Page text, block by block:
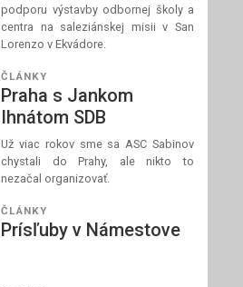
podporu výstavby odbornej školy a
centra na saleziánskej misii v San
Lorenzo v Ekvádore.
ČLÁNKY
Praha s Jankom
Ihnátom SDB
Už viac rokov sme sa ASC Sabinov
chystali do Prahy, ale nikto to
nezačal organizovať.
ČLÁNKY
Prísľuby v Námestove